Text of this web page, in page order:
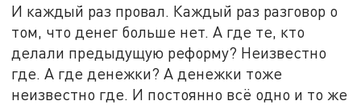
И каждый раз провал. Каждый раз разговор о
том, что денег больше нет. А где те, кто
делали предыдущую реформу? Неизвестно
где. А где денежки? А денежки тоже
неизвестно где. И постоянно всё одно и то же